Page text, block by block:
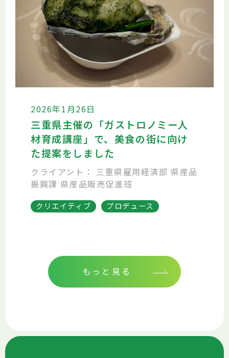
2026年1月26日
三重県主催の「ガストロノミー人
材育成講座」で、美食の街に向け
た提案をしました
クライアント： 三重県雇用経済部 県産品
振興課 県産品販売促進班
クリエイティブ プロデュース
もっと見る